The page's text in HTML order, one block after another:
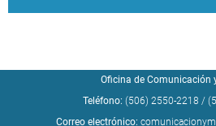
Oficina de Comunicación
Teléfono: (506) 2550-2218 /
Correo electrónico: